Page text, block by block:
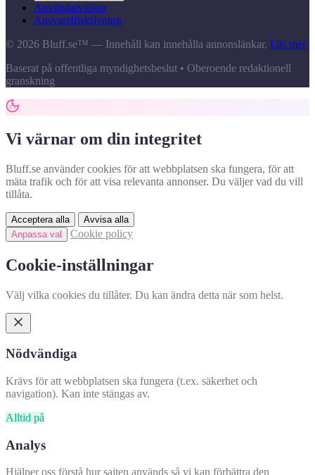
Användarvillkor
Ansvarsfriskrivning
© 2026 Bluff.se™ — Innehåll kan innehålla annonslänkar. Läs mer
Baserat på offentliga myndighetsbeslut • Oberoende redaktionell
granskning
Vi värnar om din integritet
Bluff.se använder cookies för att webbplatsen ska fungera, för att
mäta trafik och för att visa relevanta annonser. Du väljer vad du vill
tillåta.
Acceptera alla
Avvisa alla
Anpassa val
Cookie policy
Cookie-inställningar
Välj vilka cookies du tillåter. Du kan ändra detta när som helst.
Nödvändiga
Krävs för att webbplatsen ska fungera (t.ex. säkerhet och
navigation). Kan inte stängas av.
Alltid på
Analys
Hjälper oss förstå hur sajten används så vi kan förbättra den